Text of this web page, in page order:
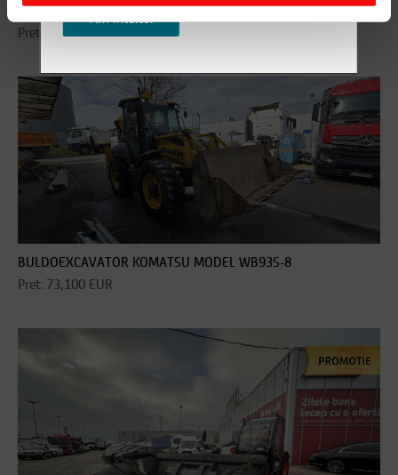
EXCAVATOR JCB 220 XL 4 F
Pret: 129,900 EUR
BULDOEXCAVATOR KOMATSU MODEL WB93S-8
Pret: 73,100 EUR
Am inteles!